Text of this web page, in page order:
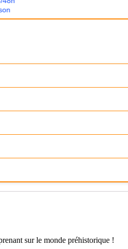
sur le monde préhistorique !